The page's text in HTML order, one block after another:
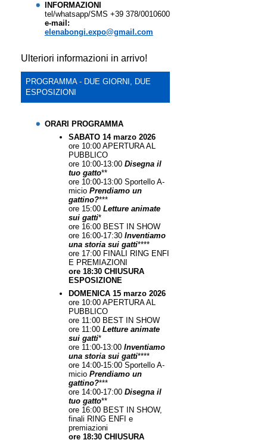
INFORMAZIONI
tel/whatsapp/SMS +39 378/0010600
e-mail:
elenabongi.expo@gmail.com
Ulteriori informazioni in arrivo!
PROGRAMMA - DUE GIORNI, DUE
ESPOSIZIONI
ORARI PROGRAMMA
SABATO 14 marzo 2026
ore 10:00 APERTURA AL
PUBBLICO
ore 10:00-13:00 Disegna il
tuo gatto**
ore 10:00-13:00 Sportello A-
micio Prendiamo un
gattino?***
ore 15:00 Letture animate
sui gatti*
ore 16:00 BEST IN SHOW
ore 16:00-17:30 Inventiamo
una storia sui gatti****
ore 17:00 FINALI RING ENFI
E PREMIAZIONI
ore 18:30 CHIUSURA
ESPOSIZIONE
DOMENICA 15 marzo 2026
ore 10:00 APERTURA AL
PUBBLICO
ore 11:00 BEST IN SHOW
ore 11:00 Letture animate
sui gatti*
ore 11:00-13:00 Inventiamo
una storia sui gatti****
ore 14:00-15:00 Sportello A-
micio Prendiamo un
gattino?***
ore 14:00-17:00 Disegna il
tuo gatto**
ore 16:00 BEST IN SHOW,
finali RING ENFI e
premiazioni
ore 18:30 CHIUSURA